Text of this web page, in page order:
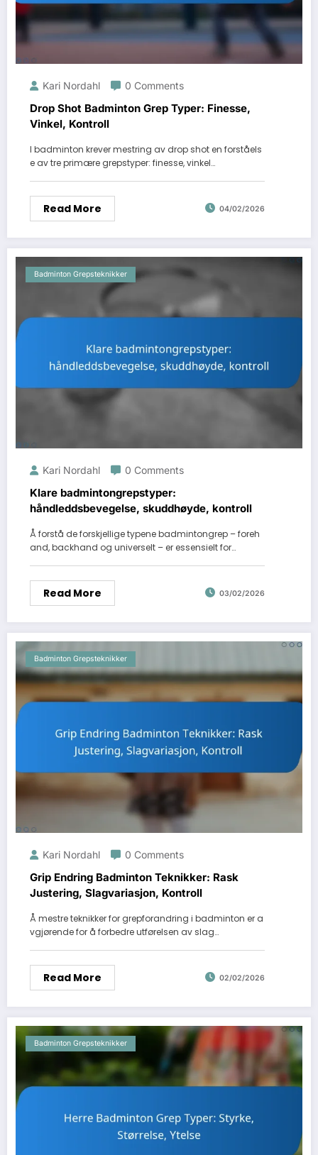
Kari Nordahl 0 Comments
Drop Shot Badminton Grep Typer: Finesse,
Vinkel, Kontroll
I badminton krever mestring av drop shot en forståels
e av tre primære grepstyper: finesse, vinkel…
Read More 04/02/2026
Badminton Grepsteknikker
Kari Nordahl 0 Comments
Klare badmintongrepstyper:
håndleddsbevegelse, skuddhøyde, kontroll
Å forstå de forskjellige typene badmintongrep – foreh
and, backhand og universelt – er essensielt for…
Read More 03/02/2026
Badminton Grepsteknikker
Kari Nordahl 0 Comments
Grip Endring Badminton Teknikker: Rask
Justering, Slagvariasjon, Kontroll
Å mestre teknikker for grepforandring i badminton er a
vgjørende for å forbedre utførelsen av slag…
Read More 02/02/2026
Badminton Grepsteknikker